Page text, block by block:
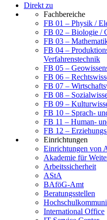
Direkt zu
Fachbereiche
FB 01 – Physik /
FB 02 – Biologie /
FB 03 –
FB 04 –
Verfahrenstechnik
FB 05 –
FB 06 –
FB 07 –
FB 08 –
FB 09 –
FB 10 – Sprach-
FB 11 – Human-
FB 12 –
Einrichtungen
Einrichtungen von
Akademie für
Arbeitssicherheit
AStA
BAföG-Amt
Beratungsstellen
International Office